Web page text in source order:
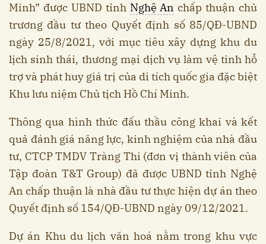
Minh” được UBND tỉnh Nghệ An chấp thuận chủ
trương đầu tư theo Quyết định số 85/QĐ-UBND
ngày 25/8/2021, với mục tiêu xây dựng khu du
lịch sinh thái, thương mại dịch vụ làm vệ tinh hỗ
trợ và phát huy giá trị của di tích quốc gia đặc biệt
Khu lưu niệm Chủ tịch Hồ Chí Minh.
Thông qua hình thức đấu thầu công khai và kết
quả đánh giá năng lực, kinh nghiệm của nhà đầu
tư, CTCP TMDV Tràng Thi (đơn vị thành viên của
Tập đoàn T&T Group) đã được UBND tỉnh Nghệ
An chấp thuận là nhà đầu tư thực hiện dự án theo
Quyết định số 154/QĐ-UBND ngày 09/12/2021.
Dự án Khu du lịch văn hoá nằm trong khu vực